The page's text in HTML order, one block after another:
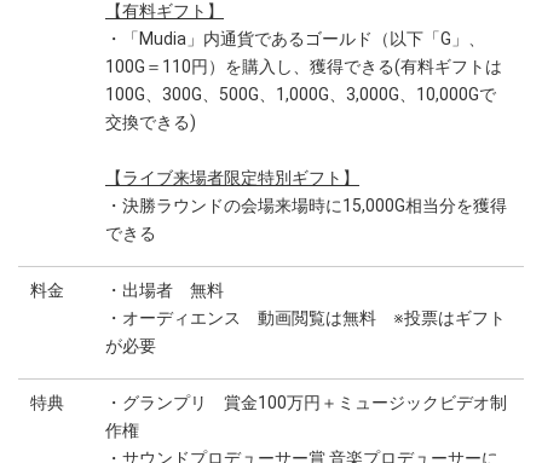
【有料ギフト】
・「Mudia」内通貨であるゴールド（以下「G」、
100G＝110円）を購入し、獲得できる(有料ギフトは
100G、300G、500G、1,000G、3,000G、10,000Gで
交換できる)
【ライブ来場者限定特別ギフト】
・決勝ラウンドの会場来場時に15,000G相当分を獲得
できる
料金
・出場者 無料
・オーディエンス 動画閲覧は無料 ※投票はギフト
が必要
特典
・グランプリ 賞金100万円＋ミュージックビデオ制
作権
・サウンドプロデューサー賞 音楽プロデューサーに